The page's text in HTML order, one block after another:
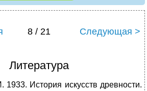
8 / 21 Следующая >
Литература
1933. История искусств древности.